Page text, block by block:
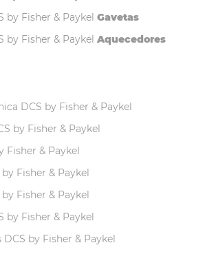
by Fisher & Paykel Gavetas
by Fisher & Paykel Aquecedores
DCS by Fisher & Paykel
by Fisher & Paykel
Fisher & Paykel
Fisher & Paykel
Fisher & Paykel
by Fisher & Paykel
DCS by Fisher & Paykel